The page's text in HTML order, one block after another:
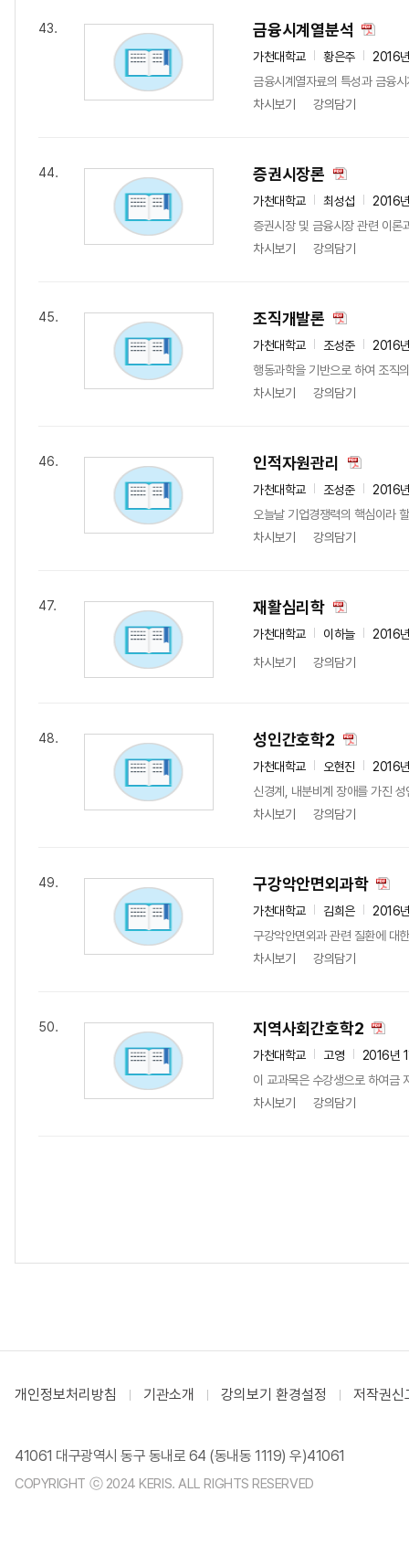
43. 금융시계열분석
가천대학교 황은주
2016
금융시계열자료의 특성과 금융
차시보기
강의담기
44. 증권시장론
가천대학교 최성섭
2016
증권시장 및 금융시장 관련 이론
차시보기
강의담기
45. 조직개발론
가천대학교 조성준
2016
행동과학을 기반으로 하여 조직
차시보기
강의담기
46. 인적자원관리
가천대학교 조성준
2016
오늘날 기업경쟁력의 핵심이라
차시보기
강의담기
47. 재활심리학
가천대학교 이하늘
2016
차시보기
강의담기
48. 성인간호학2
가천대학교 오현진
2016
신경계, 내분비계 장애를 가진
차시보기
강의담기
49. 구강악안면외과학
가천대학교 김희은
2016
구강악안면외과 관련 질환에 대
차시보기
강의담기
50. 지역사회간호학2
가천대학교 고영
2016년
이 교과목은 수강생으로 하여금
차시보기
강의담기
개인정보처리방침 기관소개 강의보기 환경설정 저작권신
41061 대구광역시 동구 동내로 64 (동내동 1119) 우)41061
COPYRIGHT ⓒ 2024 KERIS. ALL RIGHTS RESERVED